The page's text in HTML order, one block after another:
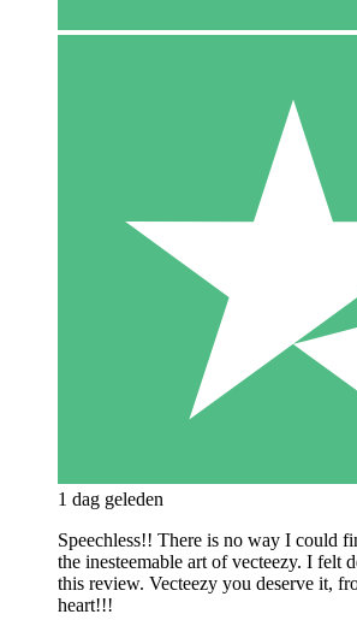
1 dag geleden
Speechless!! There is no way I could
the inesteemable art of vecteezy. I felt
this review. Vecteezy you deserve it,
heart!!!